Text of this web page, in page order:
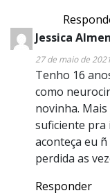
Jessica
27 de maio de
Tenho 16
como
novinha.
suficiente pra
aconteça eu
perdida as
Responder